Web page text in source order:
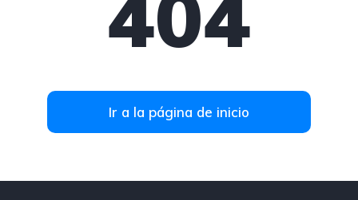
Ir a la página de inicio